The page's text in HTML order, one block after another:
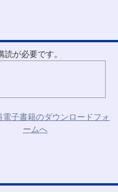
が必要です。